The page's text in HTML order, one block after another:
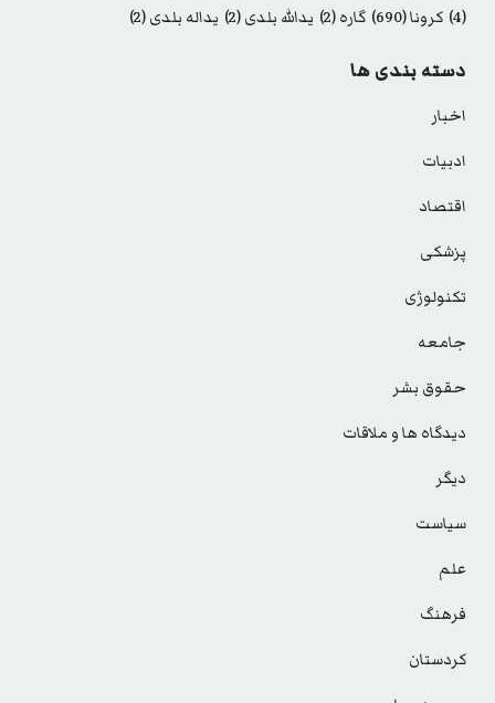
(4)
کرونا(690) گاره(2) یدالله بلدی(2) یداله بلدی(2)
دسته بندی ها
اخبار
ادبیات
اقتصاد
پزشکی
تکنولوژی
جامعه
حقوق بشر
دیدگاه ها و ملاقات
دیگر
سیاست
علم
فرهنگ
کردستان